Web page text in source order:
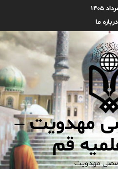
درباره ما
مهدویت –
قم
مهدویت